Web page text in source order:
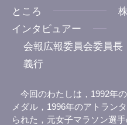
ところ
インタビュアー
会報広報委員会委員
義行
今回のわたしは，1992年
メダル，1996年のアトラン
られた，元女子マラソン選